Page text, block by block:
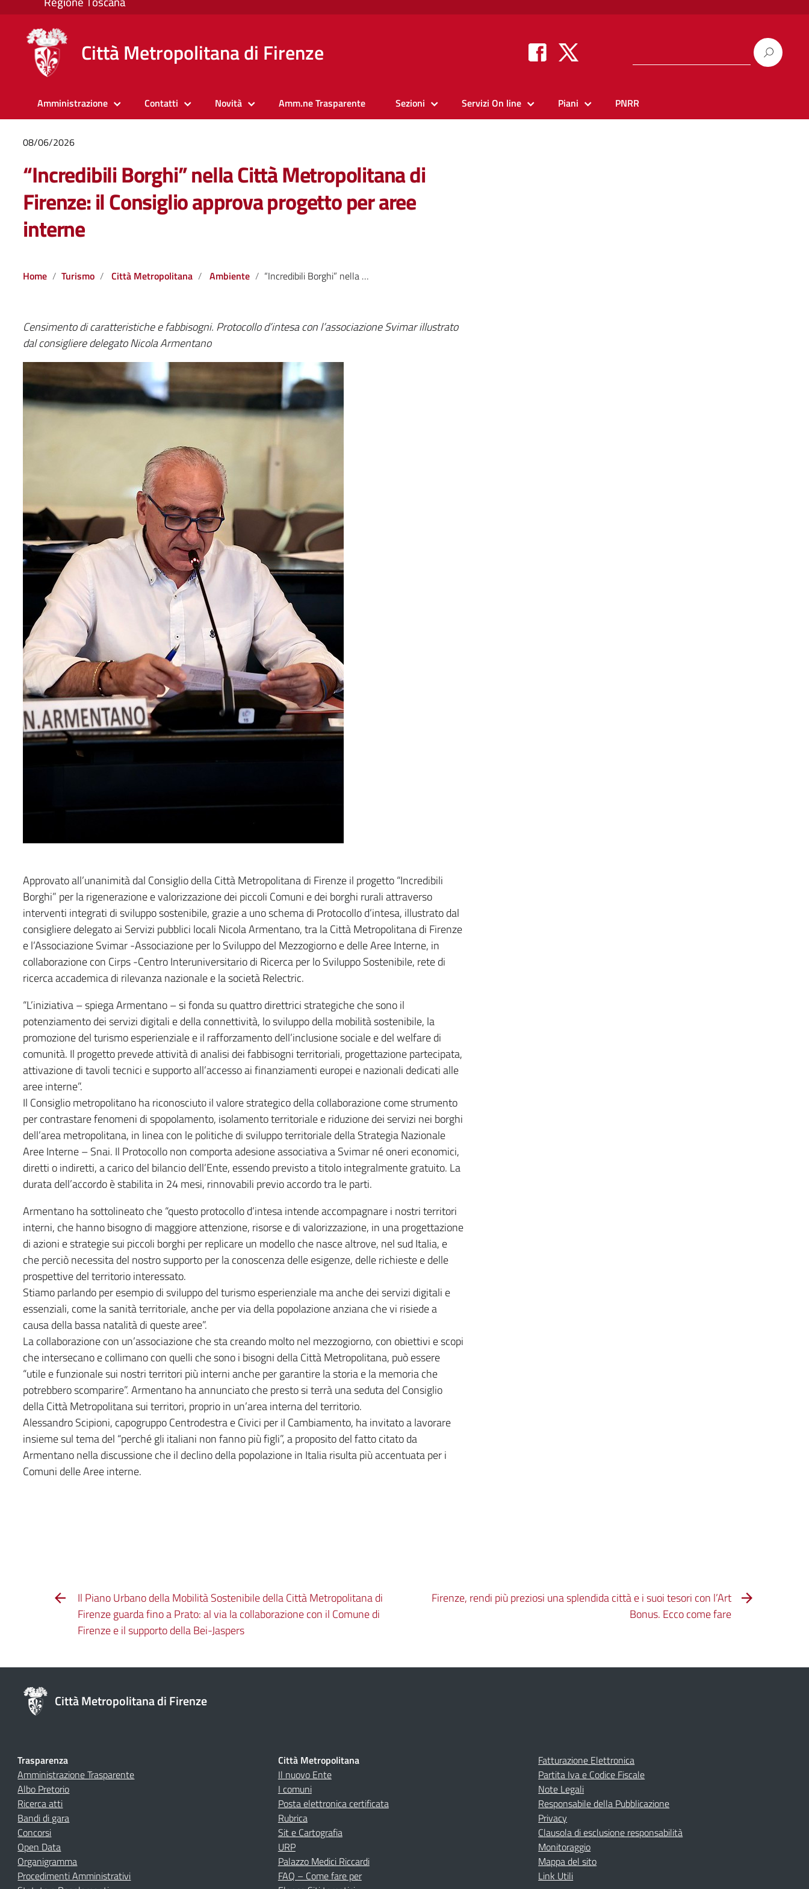
Città Metropolitana di Firenze
Amministrazione Contatti Novità Amm.ne Trasparente Sezioni Servizi On line Piani PNRR
08/06/2026
“Incredibili Borghi” nella Città Metropolitana di
Firenze: il Consiglio approva progetto per aree
interne
Home Turismo Città Metropolitana Ambiente “Incredibili Borghi” nella Città Metropolitana di Firenze: il Consiglio approva progetto per aree interne
Censimento di caratteristiche e fabbisogni. Protocollo d’intesa con l’associazione Svimar illustrato
dal consigliere delegato Nicola Armentano
Approvato all’unanimità dal Consiglio della Città Metropolitana di Firenze il progetto “Incredibili
Borghi” per la rigenerazione e valorizzazione dei piccoli Comuni e dei borghi rurali attraverso
interventi integrati di sviluppo sostenibile, grazie a uno schema di Protocollo d’intesa, illustrato dal
consigliere delegato ai Servizi pubblici locali Nicola Armentano, tra la Città Metropolitana di Firenze
e l’Associazione Svimar -Associazione per lo Sviluppo del Mezzogiorno e delle Aree Interne, in
collaborazione con Cirps -Centro Interuniversitario di Ricerca per lo Sviluppo Sostenibile, rete di
ricerca accademica di rilevanza nazionale e la società Relectric.
“L’iniziativa – spiega Armentano – si fonda su quattro direttrici strategiche che sono il
potenziamento dei servizi digitali e della connettività, lo sviluppo della mobilità sostenibile, la
promozione del turismo esperienziale e il rafforzamento dell’inclusione sociale e del welfare di
comunità. Il progetto prevede attività di analisi dei fabbisogni territoriali, progettazione partecipata,
attivazione di tavoli tecnici e supporto all’accesso ai finanziamenti europei e nazionali dedicati alle
aree interne”.
Il Consiglio metropolitano ha riconosciuto il valore strategico della collaborazione come strumento
per contrastare fenomeni di spopolamento, isolamento territoriale e riduzione dei servizi nei borghi
dell’area metropolitana, in linea con le politiche di sviluppo territoriale della Strategia Nazionale
Aree Interne – Snai. Il Protocollo non comporta adesione associativa a Svimar né oneri economici,
diretti o indiretti, a carico del bilancio dell’Ente, essendo previsto a titolo integralmente gratuito. La
durata dell’accordo è stabilita in 24 mesi, rinnovabili previo accordo tra le parti.
Armentano ha sottolineato che “questo protocollo d’intesa intende accompagnare i nostri territori
interni, che hanno bisogno di maggiore attenzione, risorse e di valorizzazione, in una progettazione
di azioni e strategie sui piccoli borghi per replicare un modello che nasce altrove, nel sud Italia, e
che perciò necessita del nostro supporto per la conoscenza delle esigenze, delle richieste e delle
prospettive del territorio interessato.
Stiamo parlando per esempio di sviluppo del turismo esperienziale ma anche dei servizi digitali e
essenziali, come la sanità territoriale, anche per via della popolazione anziana che vi risiede a
causa della bassa natalità di queste aree”.
La collaborazione con un’associazione che sta creando molto nel mezzogiorno, con obiettivi e scopi
che intersecano e collimano con quelli che sono i bisogni della Città Metropolitana, può essere
“utile e funzionale sui nostri territori più interni anche per garantire la storia e la memoria che
potrebbero scomparire”. Armentano ha annunciato che presto si terrà una seduta del Consiglio
della Città Metropolitana sui territori, proprio in un’area interna del territorio.
Alessandro Scipioni, capogruppo Centrodestra e Civici per il Cambiamento, ha invitato a lavorare
insieme sul tema del “perché gli italiani non fanno più figli”, a proposito del fatto citato da
Armentano nella discussione che il declino della popolazione in Italia risulta più accentuata per i
Comuni delle Aree interne.
Il Piano Urbano della Mobilità Sostenibile della Città Metropolitana di
Firenze guarda fino a Prato: al via la collaborazione con il Comune di
Firenze e il supporto della Bei-Jaspers
Firenze, rendi più preziosi una splendida città e i suoi tesori con l’Art
Bonus. Ecco come fare
Città Metropolitana di Firenze
Trasparenza
Amministrazione Trasparente
Albo Pretorio
Ricerca atti
Bandi di gara
Concorsi
Open Data
Organigramma
Procedimenti Amministrativi
Città Metropolitana
Il nuovo Ente
I comuni
Posta elettronica certificata
Rubrica
Sit e Cartografia
URP
Palazzo Medici Riccardi
FAQ – Come fare per
Fatturazione Elettronica
Partita Iva e Codice Fiscale
Note Legali
Responsabile della Pubblicazione
Privacy
Clausola di esclusione responsabilità
Monitoraggio
Mappa del sito
Link Utili